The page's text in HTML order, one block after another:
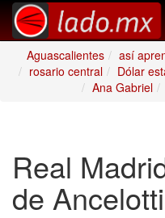
Aguascalientes
así
rosario central
Dólar
Ana Gabriel
Real
de